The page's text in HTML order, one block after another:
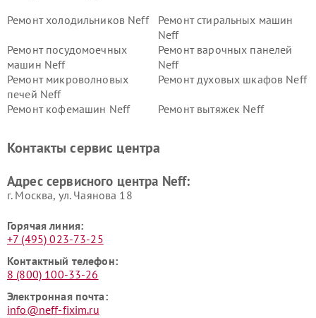
Ремонт холодильников Neff
Ремонт стиральных машин
Neff
Ремонт посудомоечных
машин Neff
Ремонт варочных панелей
Neff
Ремонт микроволновых
печей Neff
Ремонт духовых шкафов Neff
Ремонт кофемашин Neff Ремонт вытяжек Neff
Контакты сервис центра
Адрес сервисного центра Neff:
г. Москва, ул. Чаянова 18
Горячая линия:
+7 (495) 023-73-25
Контактный телефон:
8 (800) 100-33-26
Электронная почта:
info@neff-fixim.ru